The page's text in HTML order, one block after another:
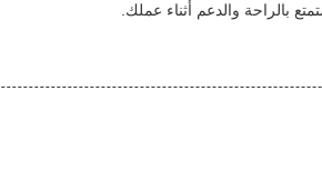
بالراحة والدعم أثناء عملك.